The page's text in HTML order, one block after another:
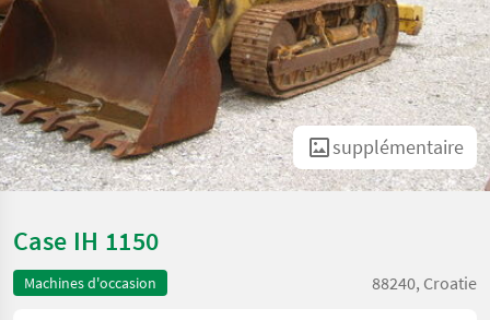
supplémentaire
Case IH 1150
Machines d'occasion 88240, Croatie